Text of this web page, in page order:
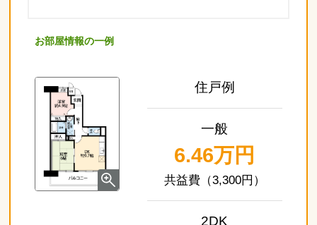
お部屋情報の一例
住戸例
一般
6.46万円
（3,300円）
2DK